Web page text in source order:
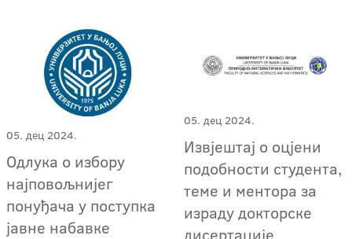
05. дец 2024.
Одлука о избору
најповољнијег
понуђача у поступка
јавне набавке
05. дец 2024.
Извјештај о оцјени
подобности студента,
теме и ментора за
израду докторске
дисертације